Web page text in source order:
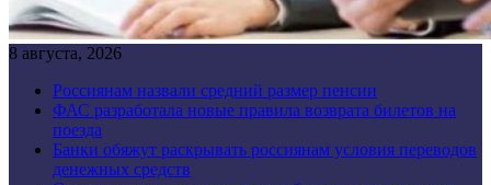
8 августа, 2026
Россиянам назвали средний размер пенсии
ФАС разработала новые правила возврата билетов на
поезда
Банки обяжут раскрывать россиянам условия переводов
денежных средств